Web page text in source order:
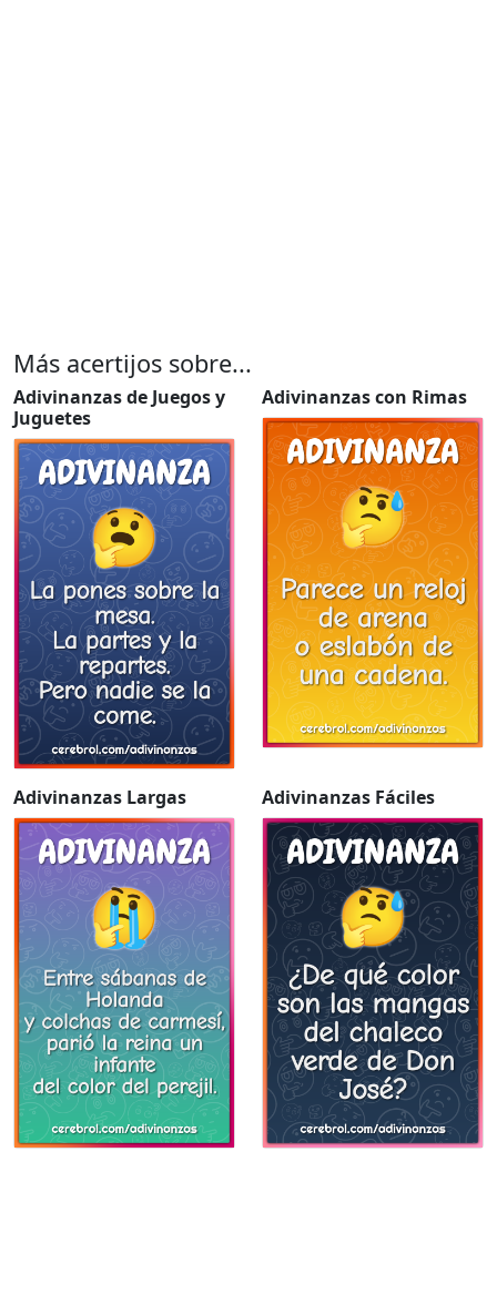
Más acertijos sobre...
Adivinanzas de Juegos y
Juguetes
Adivinanzas con Rimas
Adivinanzas Largas Adivinanzas Fáciles